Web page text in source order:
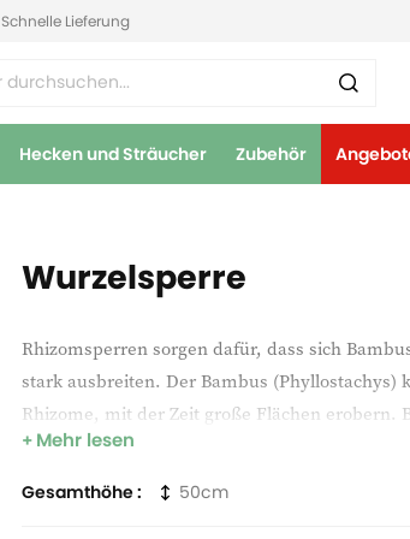
Schnelle Lieferung
Hecken und Sträucher Zubehör
Wurzelsperre
Rhizomsperren sorgen dafür, dass sich
stark ausbreiten. Der Bambus (Phyllostachys)
Rhizome, mit der Zeit große Flächen erobern.
Bambus lässt sich kaum wieder einfangen,
Mehr lesen
Gesamthöhe 50